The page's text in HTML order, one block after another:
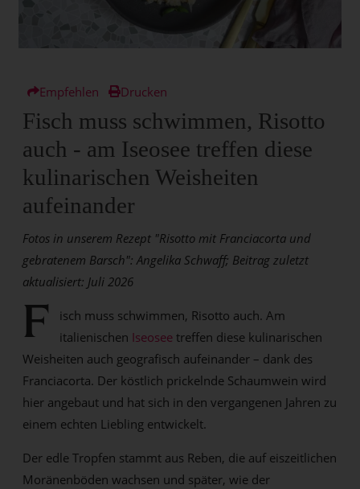
Empfehlen Drucken
Fisch muss schwimmen, Risotto
auch - am Iseosee treffen diese
kulinarischen Weisheiten
aufeinander
Fotos in unserem Rezept "Risotto mit Franciacorta und
gebratenem Barsch": Angelika Schwaff; Beitrag zuletzt
aktualisiert: Juli 2026
F
isch muss schwimmen, Risotto auch. Am
italienischen Iseosee treffen diese kulinarischen
Weisheiten auch geografisch aufeinander – dank des
Franciacorta. Der köstlich prickelnde Schaumwein wird
hier angebaut und hat sich in den vergangenen Jahren zu
einem echten Liebling entwickelt.
Der edle Tropfen stammt aus Reben, die auf eiszeitlichen
Moränenböden wachsen und später, wie der